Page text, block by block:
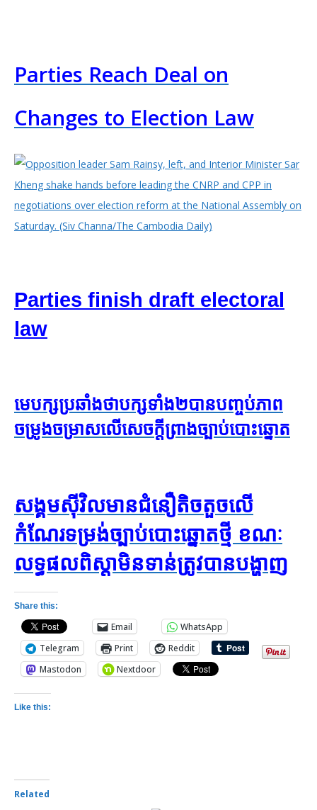
Parties Reach Deal on
Changes to Election Law
Parties finish draft electoral
law
មេ​បក្ស​ប្រឆាំង​ថា​បក្ស​ទាំង​២​បាន​បញ្ចប់​ភាព​
ចម្រូងចម្រាស​លើ​សេចក្ដី​ព្រាង​​ច្បាប់​បោះ​ឆ្នោត
សង្គមស៊ីវិល​មាន​ជំនឿ​តិចតួច​លើ​
កំណែរ​ទម្រង់​ច្បាប់​បោះឆ្នោត​ថ្មី​ ខណៈ​
លទ្ធផល​ពិស្តា​មិនទាន់​ត្រូវ​បាន​បង្ហាញ​
Share this:
Email
WhatsApp
Telegram
Print
Reddit
Mastodon
Nextdoor
Like this:
Related